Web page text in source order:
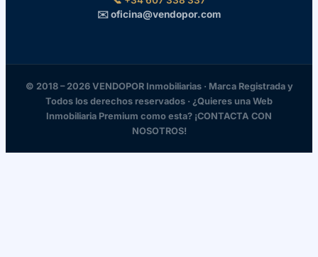
✉️ oficina@vendopor.com
© 2018 – 2026 VENDOPOR Inmobiliarias · Marca Registrada y
Todos los derechos reservados · ¿Quieres una Web
Inmobiliaria Premium como esta? ¡CONTACTA CON
NOSOTROS!